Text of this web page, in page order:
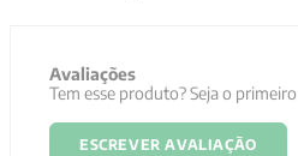
Avaliações
Tem esse produto? Seja o
ESCREVER AVALIAÇÃO